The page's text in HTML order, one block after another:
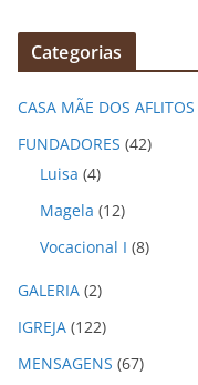
q
v
o
Categorias
CASA MÃE DOS AFLITOS
FUNDADORES (42)
Luisa (4)
Magela (12)
Vocacional I (8)
GALERIA (2)
IGREJA (122)
MENSAGENS (67)